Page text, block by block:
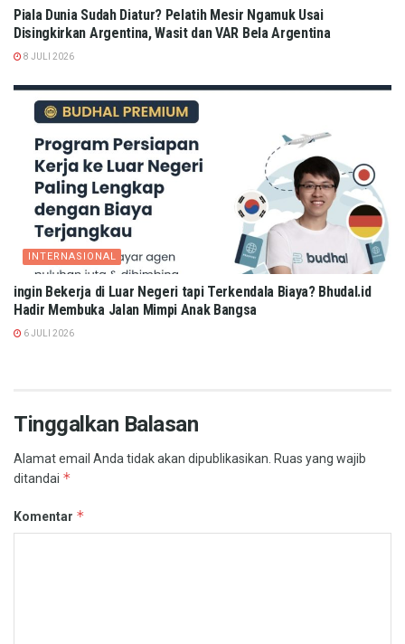
Piala Dunia Sudah Diatur? Pelatih Mesir Ngamuk Usai
Disingkirkan Argentina, Wasit dan VAR Bela Argentina
8 JULI 2026
INTERNASIONAL
ingin Bekerja di Luar Negeri tapi Terkendala Biaya? Bhudal.id
Hadir Membuka Jalan Mimpi Anak Bangsa
6 JULI 2026
Tinggalkan Balasan
Alamat email Anda tidak akan dipublikasikan. Ruas yang wajib
ditandai *
Komentar *